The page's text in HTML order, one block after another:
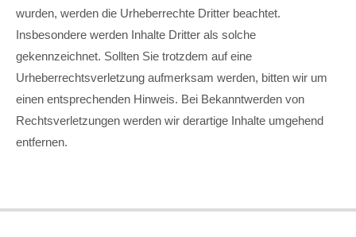
wurden, werden die Urheberrechte Dritter beachtet.
Insbesondere werden Inhalte Dritter als solche
gekennzeichnet. Sollten Sie trotzdem auf eine
Urheberrechtsverletzung aufmerksam werden, bitten wir um
einen entsprechenden Hinweis. Bei Bekanntwerden von
Rechtsverletzungen werden wir derartige Inhalte umgehend
entfernen.